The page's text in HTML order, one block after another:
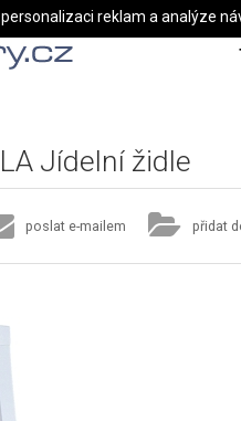
Jídelní židle
poslat e-mailem přidat
reklam a analýze